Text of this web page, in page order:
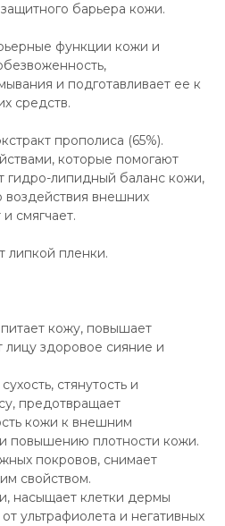
барьера кожи.
функции кожи и
и подготавливает ее к
средств.
прополиса (65%).
которые помогают
гидро-липидный баланс кожи,
воздействия внешних
смягчает.
липкой пленки.
кожу, повышает
лицу здоровое сияние и
стянутость и
предотвращает
кожи к внешним
и повышению плотности кожи.
покровов, снимает
свойством.
насыщает клетки дермы
ультрафиолета и негативных